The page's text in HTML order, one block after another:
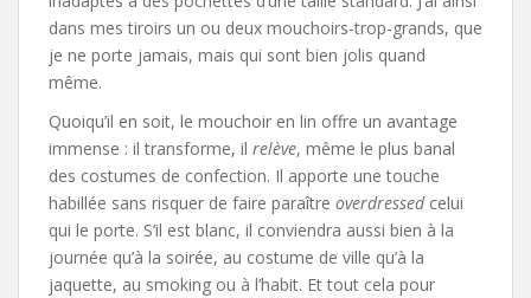
dans mes tiroirs un ou deux mouchoirs-trop-grands, que
je ne porte jamais, mais qui sont bien jolis quand
même.
Quoiqu’il en soit, le mouchoir en lin offre un avantage
immense : il transforme, il relève, même le plus banal
des costumes de confection. Il apporte une touche
habillée sans risquer de faire paraître overdressedcelui
qui le porte. S’il est blanc, il conviendra aussi bien à la
journée qu’à la soirée, au costume de ville qu’à la
jaquette, au smoking ou à l’habit. Et tout cela pour